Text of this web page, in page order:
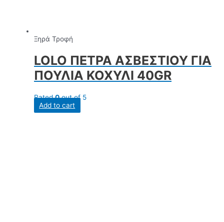
Ξηρά Τροφή
LOLO ΠΕΤΡΑ ΑΣΒΕΣΤΙΟΥ ΓΙΑ
ΠΟΥΛΙΑ ΚΟΧΥΛΙ 40GR
Rated0out of 5
Add to cart